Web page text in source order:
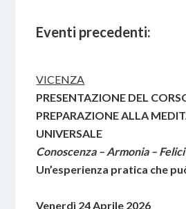
Eventi precedenti:
VICENZA
PRESENTAZIONE DEL
PREPARAZIONE ALLA
UNIVERSALE
Conoscenza – Armonia –
Un’esperienza pratica che
Venerdì 24 Aprile 2026